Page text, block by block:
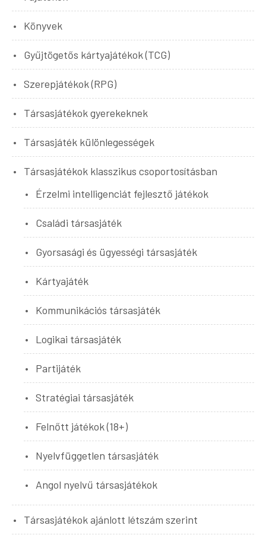
Könyvek
Gyűjtögetős kártyajátékok (TCG)
Szerepjátékok (RPG)
Társasjátékok gyerekeknek
Társasjáték különlegességek
Társasjátékok klasszikus csoportosításban
Érzelmi intelligenciát fejlesztő játékok
Családi társasjáték
Gyorsasági és ügyességi társasjáték
Kártyajáték
Kommunikációs társasjáték
Logikai társasjáték
Partijáték
Stratégiai társasjáték
Felnőtt játékok (18+)
Nyelvfüggetlen társasjáték
Angol nyelvű társasjátékok
Társasjátékok ajánlott létszám szerint